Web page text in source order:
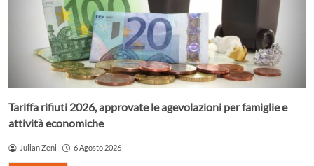
Tariffa rifiuti 2026, approvate le agevolazioni per famiglie e
attività economiche
Julian Zeni 6 Agosto 2026